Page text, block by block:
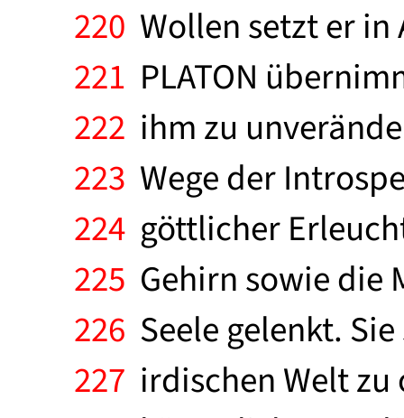
220 Wollen setzt er
221 PLATON
222 ihm zu
223 Wege der
224 göttlicher
225 Gehirn sowie die
226 Seele gelenkt.
227 irdischen Welt